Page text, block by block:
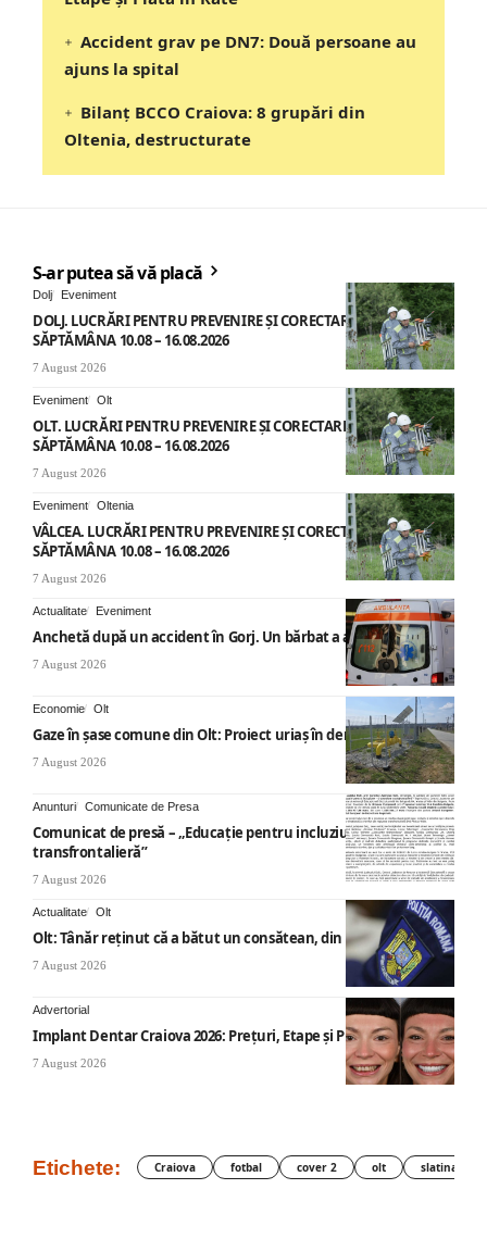
Accident grav pe DN7: Două persoane au
ajuns la spital
Bilanț BCCO Craiova: 8 grupări din
Oltenia, destructurate
S-ar putea să vă placă
Dolj Eveniment
DOLJ. LUCRĂRI PENTRU PREVENIRE ȘI CORECTARE AVARII –
SĂPTĂMÂNA 10.08 – 16.08.2026
7 August 2026
Eveniment Olt
OLT. LUCRĂRI PENTRU PREVENIRE ȘI CORECTARE AVARII –
SĂPTĂMÂNA 10.08 – 16.08.2026
7 August 2026
Eveniment Oltenia
VÂLCEA. LUCRĂRI PENTRU PREVENIRE ȘI CORECTARE AVARII –
SĂPTĂMÂNA 10.08 – 16.08.2026
7 August 2026
Actualitate Eveniment
Anchetă după un accident în Gorj. Un bărbat a ajuns la spital
7 August 2026
Economie Olt
Gaze în șase comune din Olt: Proiect uriaș în derulare
7 August 2026
Anunturi Comunicate de Presa
Comunicat de presă – „Educație pentru incluziune – O abordare
transfrontalieră”
7 August 2026
Actualitate Olt
Olt: Tânăr reţinut că a bătut un consătean, din cauza muzicii
7 August 2026
Advertorial
Implant Dentar Craiova 2026: Preţuri, Etape şi Plata în Rate
7 August 2026
Etichete: Craiova fotbal cover 2 olt slatina